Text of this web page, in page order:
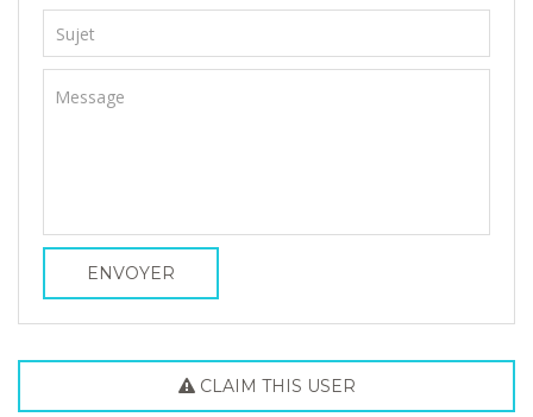
ENVOYER
CLAIM THIS USER